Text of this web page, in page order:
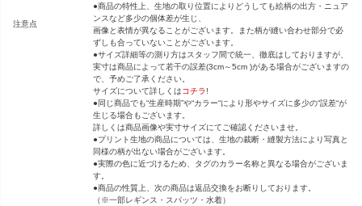
注意点
●商品の特性上、生地の取り位置によりどうしても絵柄の出方・ニュア
ンスなど多少の個体差が生じ、
画像と表情が異なることがございます。また柄が縫い合わせ部分で必
ずしも合っていないことがございます。
●サイズ詳細等の測り方はスタッフ間で統一、徹底はしておりますが、
実寸は商品によって若干の誤差(3cm～5cm )がある場合がございますの
で、予めご了承ください。
サイズについて詳しくはコチラ!
●同じ商品でも“生産時期”や“カラー“により形やサイズに多少の“誤差“が
生じる場合もございます。
詳しくは商品画像や実寸サイズにてご確認くださいませ。
●プリント生地の商品については、生地の裁断・縫製方法により写真と
同様の柄が出ない場合がございます。
●実際の色に近づけるため、タグのカラー名称と異なる場合がございま
す。
●商品の性質上、次の商品は返品交換をお断りしております。
（※一部レギンス・スパッツ・水着）